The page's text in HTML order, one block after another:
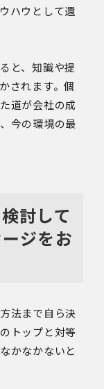
ハウとして還
と、知識や提
されます。個
道が会社の成
今の環境の最
討して
ジをお
法まで自ら決
トップと対等
かなかないと